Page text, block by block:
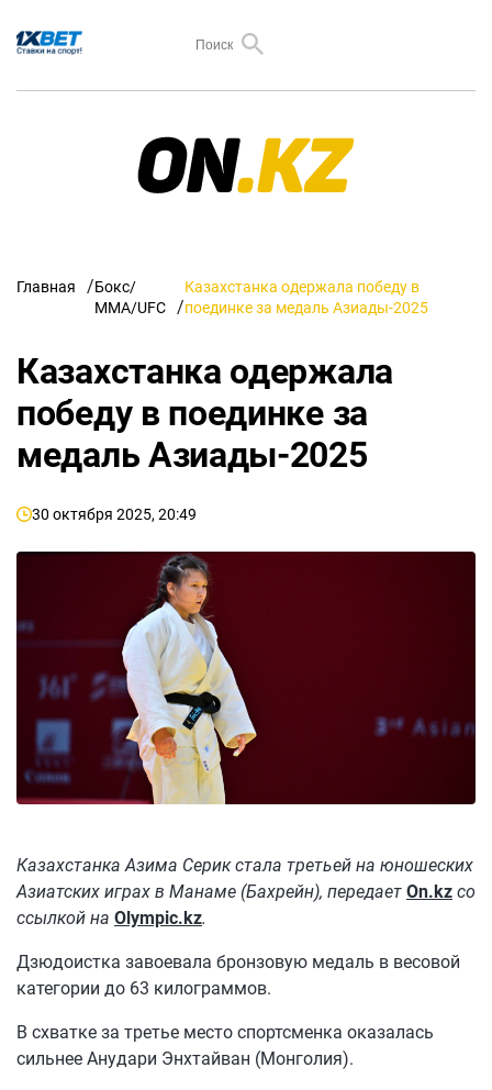
Главная
Бокс/
ММА/UFC
Казахстанка одержала победу в
поединке за медаль Азиады-2025
Казахстанка одержала
победу в поединке за
медаль Азиады-2025
30 октября 2025, 20:49
Казахстанка Азима Серик стала третьей на юношеских
Азиатских играх в Манаме (Бахрейн), передает On.kz со
ссылкой на Olympic.kz.
Дзюдоистка завоевала бронзовую медаль в весовой
категории до 63 килограммов.
В схватке за третье место спортсменка оказалась
сильнее Анудари Энхтайван (Монголия).